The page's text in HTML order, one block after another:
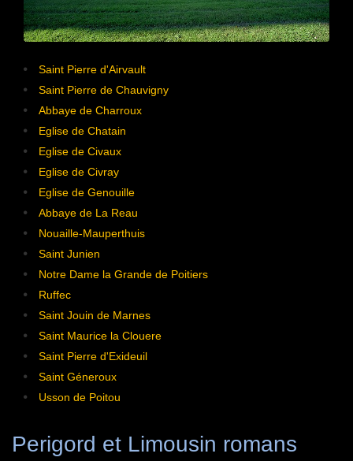
Saint Pierre d'Airvault
Saint Pierre de Chauvigny
Abbaye de Charroux
Eglise de Chatain
Eglise de Civaux
Eglise de Civray
Eglise de Genouille
Abbaye de La Reau
Nouaille-Mauperthuis
Saint Junien
Notre Dame la Grande de Poitiers
Ruffec
Saint Jouin de Marnes
Saint Maurice la Clouere
Saint Pierre d'Exideuil
Saint Géneroux
Usson de Poitou
Perigord et Limousin romans